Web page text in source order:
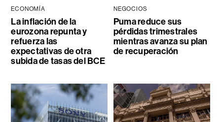
ECONOMÍA
La inflación de la
eurozona repunta y
refuerza las
expectativas de otra
subida de tasas del BCE
NEGOCIOS
Puma reduce sus
pérdidas trimestrales
mientras avanza su plan
de recuperación